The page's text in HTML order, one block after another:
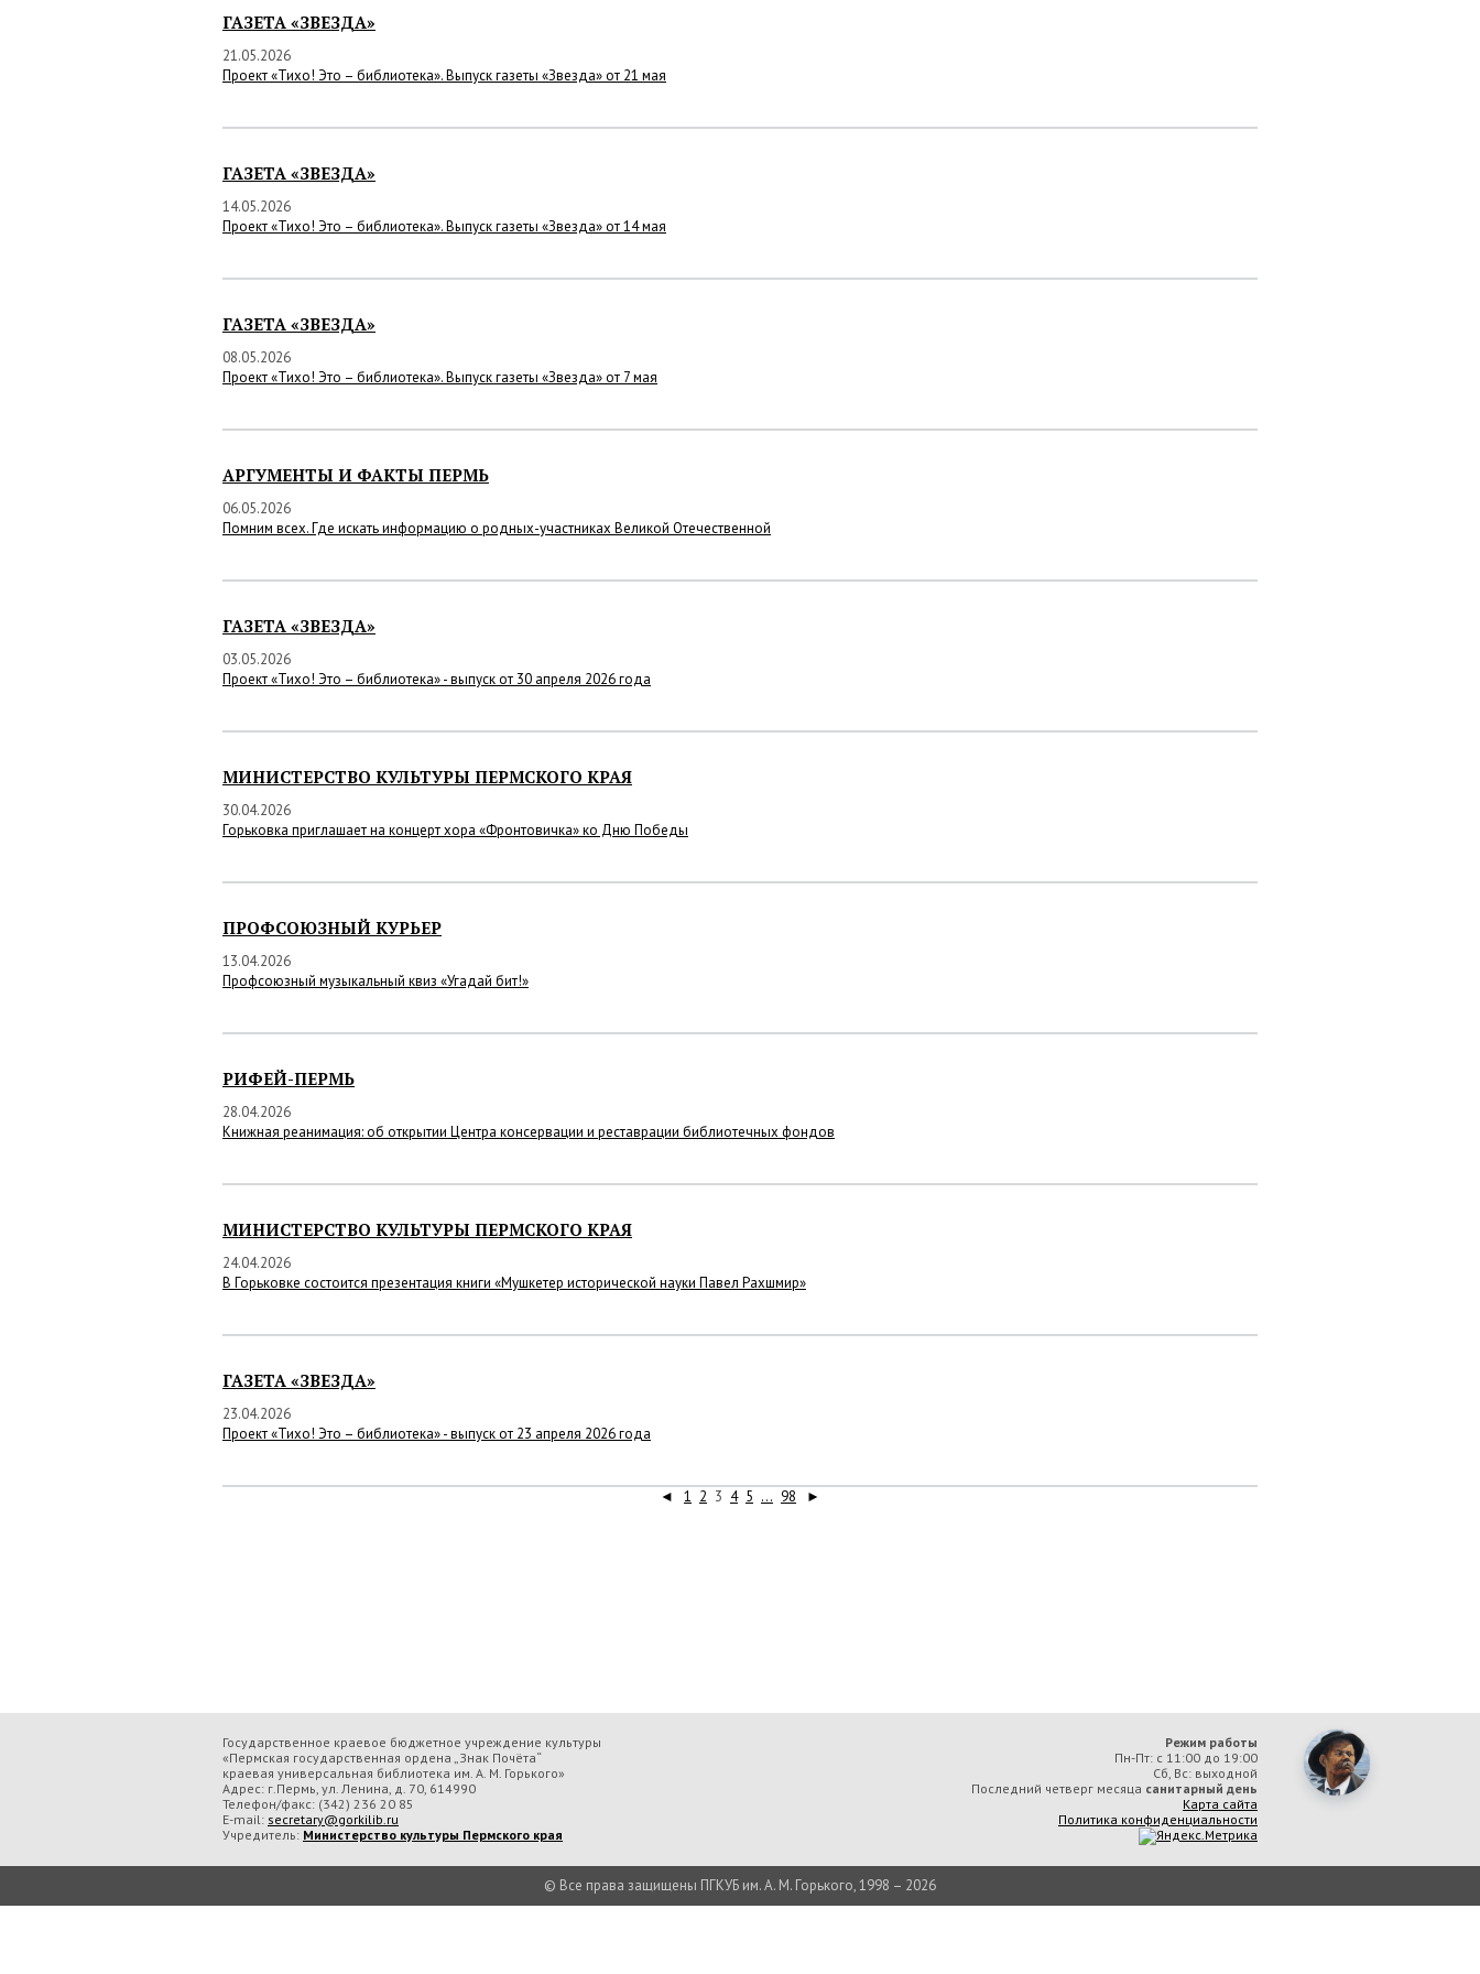
ГАЗЕТА «ЗВЕЗДА»
21.05.2026
Проект «Тихо! Это – библиотека». Выпуск газеты «Звезда» от 21 мая
ГАЗЕТА «ЗВЕЗДА»
14.05.2026
Проект «Тихо! Это – библиотека». Выпуск газеты «Звезда» от 14 мая
ГАЗЕТА «ЗВЕЗДА»
08.05.2026
Проект «Тихо! Это – библиотека». Выпуск газеты «Звезда» от 7 мая
АРГУМЕНТЫ И ФАКТЫ ПЕРМЬ
06.05.2026
Помним всех. Где искать информацию о родных-участниках Великой Отечественной
ГАЗЕТА «ЗВЕЗДА»
03.05.2026
Проект «Тихо! Это – библиотека» - выпуск от 30 апреля 2026 года
МИНИСТЕРСТВО КУЛЬТУРЫ ПЕРМСКОГО КРАЯ
30.04.2026
Горьковка приглашает на концерт хора «Фронтовичка» ко Дню Победы
ПРОФСОЮЗНЫЙ КУРЬЕР
13.04.2026
Профсоюзный музыкальный квиз «Угадай бит!»
РИФЕЙ-ПЕРМЬ
28.04.2026
Книжная реанимация: об открытии Центра консервации и реставрации библиотечных фондов
МИНИСТЕРСТВО КУЛЬТУРЫ ПЕРМСКОГО КРАЯ
24.04.2026
В Горьковке состоится презентация книги «Мушкетер исторической науки Павел Рахшмир»
ГАЗЕТА «ЗВЕЗДА»
23.04.2026
Проект «Тихо! Это – библиотека» - выпуск от 23 апреля 2026 года
◄ 1 2 3 4 5 ... 98 ►
Государственное краевое бюджетное учреждение культуры
«Пермская государственная ордена „Знак Почёта“
краевая универсальная библиотека им. А. М. Горького»
Адрес: г.Пермь, ул. Ленина, д. 70, 614990
Телефон/факс: (342) 236 20 85
E-mail: secretary@gorkilib.ru
Учредитель: Министерство культуры Пермского края
Режим работы
Пн-Пт: с 11:00 до 19:00
Сб, Вс: выходной
Последний четверг месяца санитарный день
Карта сайта
Политика конфиденциальности
© Все права защищены ПГКУБ им. А. М. Горького, 1998 – 2026
Во время посещения сайта Государственное краевое бюджетное учреждение культуры «Пермская государственная ордена „Знак Почёта“ краевая универсальная библиотека им. А. М. Горького» вы соглашаетесь с тем, что мы
обрабатываем данные с использованием метрических программ.